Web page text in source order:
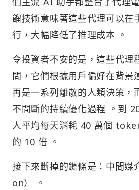
餾技術意味著這些代理可以在
行，大幅降低了推理成本 。
令投資者不安的是，這些代理
問，它們根據用戶偏好在背景
再是一系列離散的人類決策，
不間斷的持續優化過程 。到
人平均每天消耗 40 萬個
的 10 倍 。
接下來斷掉的鏈條是：中間
on） 。